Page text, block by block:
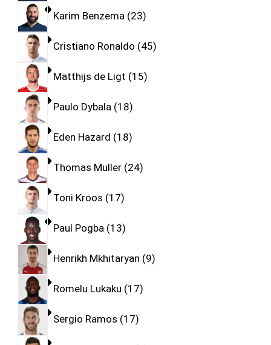
Karim Benzema 23
Cristiano Ronaldo 45
Matthijs de Ligt 15
Paulo Dybala 18
Eden Hazard 18
Thomas Muller 24
Toni Kroos 17
Paul Pogba 13
Henrikh Mkhitaryan 9
Romelu Lukaku 17
Sergio Ramos 17